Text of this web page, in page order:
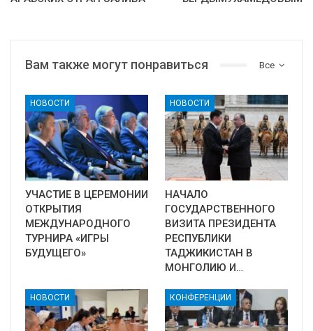
Все
Вам также могут понравиться
НОВОСТИ
УЧАСТИЕ В ЦЕРЕМОНИИ
ОТКРЫТИЯ
МЕЖДУНАРОДНОГО
ТУРНИРА «ИГРЫ
БУДУЩЕГО»
НОВОСТИ
НАЧАЛО
ГОСУДАРСТВЕННОГО
ВИЗИТА ПРЕЗИДЕНТА
РЕСПУБЛИКИ
ТАДЖИКИСТАН В
МОНГОЛИЮ И…
НОВОСТИ КОНФЕРЕНЦИИ